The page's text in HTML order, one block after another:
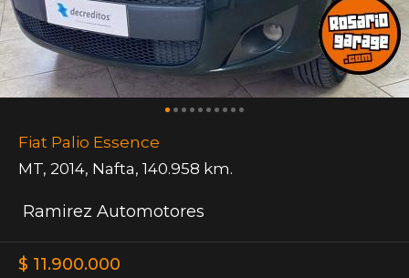
Fiat Palio Essence
MT, 2014, Nafta, 140.958 km.
Ramirez Automotores
$ 11.900.000